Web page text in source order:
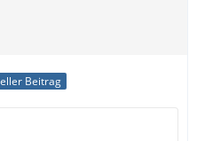
Beitrag